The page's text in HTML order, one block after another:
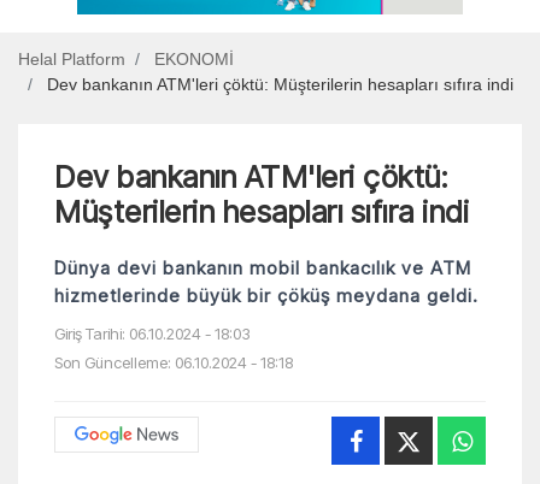
Helal Platform
EKONOMİ
Dev bankanın ATM'leri çöktü: Müşterilerin hesapları sıfıra indi
Dev bankanın ATM'leri çöktü:
Müşterilerin hesapları sıfıra indi
Dünya devi bankanın mobil bankacılık ve ATM
hizmetlerinde büyük bir çöküş meydana geldi.
Giriş Tarihi: 06.10.2024 - 18:03
Son Güncelleme: 06.10.2024 - 18:18